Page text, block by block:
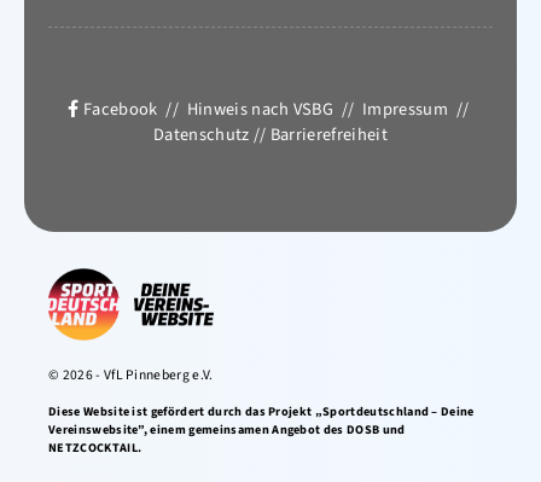
Facebook // Hinweis nach VSBG // Impressum //
Datenschutz// Barrierefreiheit
© 2026 - VfL Pinneberg e.V.
Diese Website ist gefördert durch das Projekt „Sportdeutschland – Deine
Vereinswebsite”, einem gemeinsamen Angebot des DOSB und
NETZCOCKTAIL.